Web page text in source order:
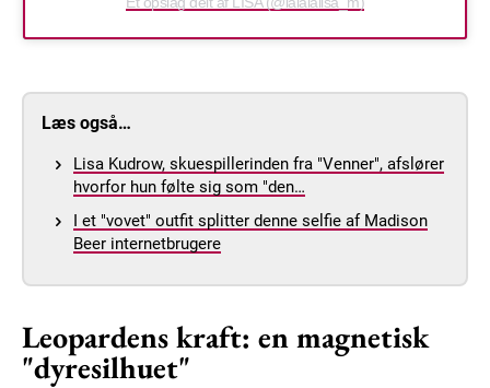
Læs også…
Lisa Kudrow, skuespillerinden fra "Venner", afslører
hvorfor hun følte sig som "den…
I et "vovet" outfit splitter denne selfie af Madison
Beer internetbrugere
Leopardens kraft: en magnetisk
"dyresilhuet"